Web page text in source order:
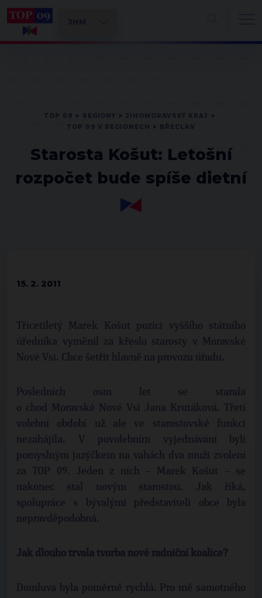
Starosta Košut: Letošní
rozpočet bude spíše dietní
15. 2. 2011
Třicetiletý Marek Košut pozici vyššího státního
úředníka vyměnil za křeslo starosty v Moravské
Nové Vsi. Chce šetřit hlavně na provozu úřadu.
Posledních osm let se starala
o chod Moravské Nové Vsi Jana Krutáková. Třetí
volební období už ale ve starostovské funkci
nezahájila. V povolebním vyjednávání byli
pomyslným jazýčkem na vahách dva muži zvolení
za TOP 09. Jeden z nich – Marek Košut – se
nakonec stal novým starostou. Jak říká,
spolupráce s bývalými představiteli obce byla
nepravděpodobná.
Jak dlouho trvala tvorba nové radniční koalice?
Domluva byla poměrně rychlá. Pro mě samotného